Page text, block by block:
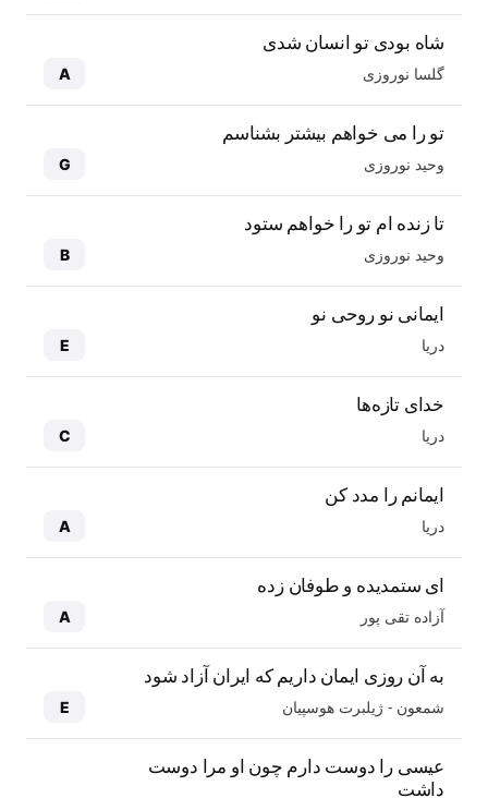
شاه بودی تو انسان شدی
گلسا نوروزی A
تو را می خواهم بیشتر بشناسم
وحید نوروزی G
تا زنده ام تو را خواهم ستود
وحید نوروزی B
ایمانی نو روحی نو
دریا E
خدای تازه‌ها
دریا C
ایمانم را مدد کن
دریا A
ای ستمدیده و طوفان زده
آزاده تقی پور A
به آن روزی ایمان داریم که ایران آزاد شود
شمعون - ژیلبرت هوسپیان E
عیسی را دوست دارم چون او مرا دوست
داشت